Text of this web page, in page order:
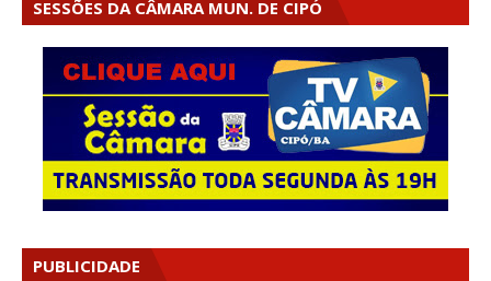
SESSÕES DA CÂMARA MUN. DE CIPÓ
PUBLICIDADE